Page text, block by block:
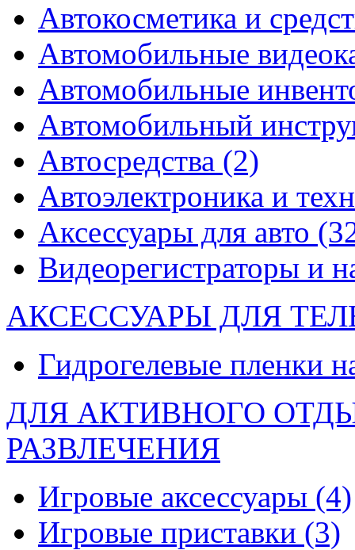
Автокосметика и
Автомобильные
Автомобильные
Автомобильный
Автосредства (2)
Автоэлектроника и
Аксессуары для авто
Видеорегистраторы и
АКСЕССУАРЫ ДЛЯ
Гидрогелевые пленки
ДЛЯ АКТИВНОГО
РАЗВЛЕЧЕНИЯ
Игровые аксессуары (4)
Игровые приставки (3)